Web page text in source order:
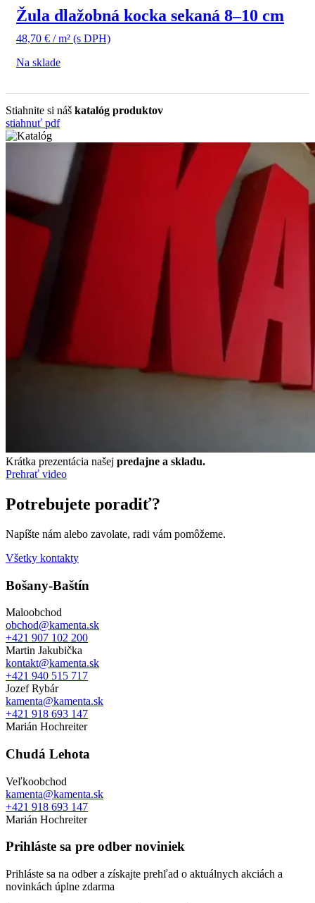
Žula dlažobná kocka sekaná 8–10 cm
48,70 € / m² (s DPH)
Na sklade
Stiahnite si náš katalóg produktov
stiahnuť pdf
Krátka prezentácia našej predajne a skladu.
Prehrať video
Potrebujete poradiť?
Napíšte nám alebo zavolate, radi vám pomôžeme.
Všetky kontakty
Bošany-Baštín
Maloobchod
obchod@kamenta.sk
+421 907 102 200
Martin Jakubička
kontakt@kamenta.sk
+421 940 515 717
Jozef Rybár
kamenta@kamenta.sk
+421 918 693 147
Marián Hochreiter
Chudá Lehota
Veľkoobchod
kamenta@kamenta.sk
+421 918 693 147
Marián Hochreiter
Prihláste sa pre odber noviniek
Prihláste sa na odber a získajte prehľad o aktuálnych akciách a
novinkách úplne zdarma